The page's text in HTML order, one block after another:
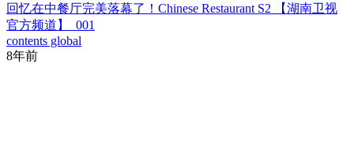
回忆在中餐厅完美落幕了！Chinese Restaurant S2 【湖南卫视
官方频道】_001
contents global
8年前